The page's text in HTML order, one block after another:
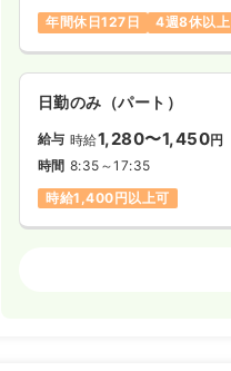
年間休日127日
4週8休以上
日勤のみ（パート）
給与 時給1,280〜1,450円
時間 8:35～17:35
時給1,400円以上可